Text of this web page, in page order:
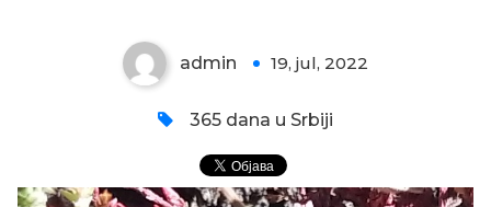
admin 19, jul, 2022
365 dana u Srbiji